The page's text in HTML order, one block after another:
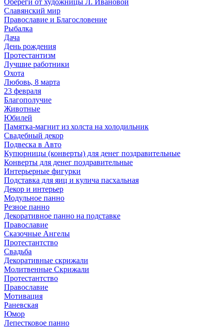
Обереги от художницы Л. Ивановой
Славянский мир
Православие и Благословение
Рыбалка
Дача
День рождения
Протестантизм
Лучшие работники
Охота
Любовь, 8 марта
23 февраля
Благополучие
Животные
Юбилей
Памятка-магнит из холста на холодильник
Свадебный декор
Подвеска в Авто
Купюрницы (конверты) для денег поздравительные
Конверты для денег поздравительные
Интерьерные фигурки
Подставка для яиц и кулича пасхальная
Декор и интерьер
Модульное панно
Резное панно
Декоративное панно на подставке
Православие
Сказочные Ангелы
Протестантство
Свадьба
Декоративные скрижали
Молитвенные Скрижали
Протестантство
Православие
Мотивация
Раневская
Юмор
Лепестковое панно